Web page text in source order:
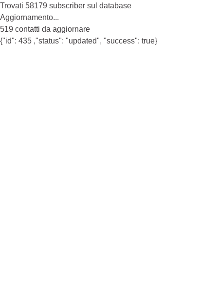
Trovati 58179 subscriber sul database
Aggiornamento...
519 contatti da aggiornare
{"id": 435 ,"status": "updated", "success": true}